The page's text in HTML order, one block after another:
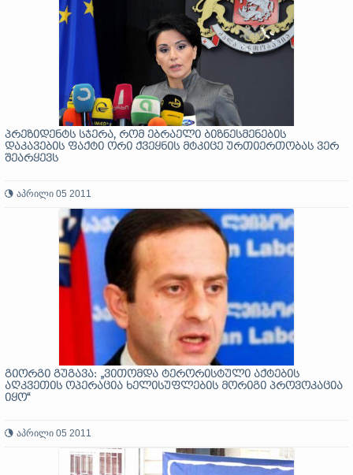
პრეზიდენტს სჯერა, რომ ებრაელი ბიზნესმენების
დაკავების ფაქტი ორი ქვეყნის მტკიცე ურთიერთობას ვერ
შეარყევს
აპრილი 05 2011
გიორგი გუგავა: „ვითომდა ტერორისტული აქტების
აღკვეთის ოპერაცია ხელისუფლების მორიგი პროვოკაცია
იყო“
აპრილი 05 2011